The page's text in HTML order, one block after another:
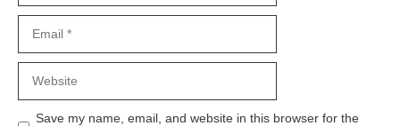
Save my name, email, and website in this browser for the